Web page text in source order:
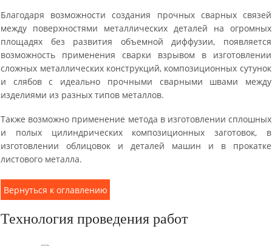
Благодаря возможности создания прочных сварных связей
между поверхностями металлических деталей на огромных
площадях без развития объемной диффузии, появляется
возможность применения сварки взрывом в изготовлении
сложных металлических конструкций, композиционных сутунок
и слябов с идеально прочными сварными швами между
изделиями из разных типов металлов.
Также возможно применение метода в изготовлении сплошных
и полых цилиндрических композиционных заготовок, в
изготовлении облицовок и деталей машин и в прокатке
листового металла.
Вернуться к оглавлению
Технология проведения работ